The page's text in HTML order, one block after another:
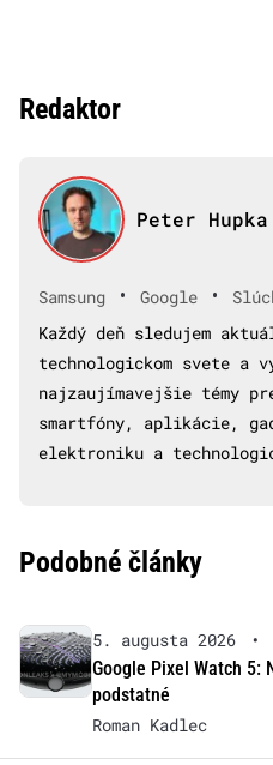
Redaktor
Peter Hupka
Samsung • Google •
Každý deň sledujem
technologickom svete a
najzaujímavejšie témy
smartfóny, aplikácie,
elektroniku a
Podobné články
5. augusta 2026 •
Google Pixel Watch 5:
podstatné
Roman Kadlec